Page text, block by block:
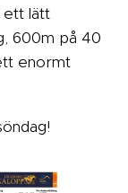
ett lätt
600m på 40
enormt